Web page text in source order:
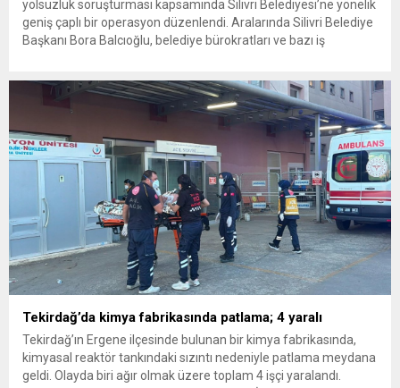
yolsuzluk soruşturması kapsamında Silivri Belediyesi’ne yönelik
geniş çaplı bir operasyon düzenlendi. Aralarında Silivri Belediye
Başkanı Bora Balcıoğlu, belediye bürokratları ve bazı iş
inceleme ve arama çalışmaları devam ediyor. İstanbul’da...
Tekirdağ’da kimya fabrikasında patlama; 4 yaralı
Tekirdağ’ın Ergene ilçesinde bulunan bir kimya fabrikasında,
kimyasal reaktör tankındaki sızıntı nedeniyle patlama meydana
geldi. Olayda biri ağır olmak üzere toplam 4 işçi yaralandı.